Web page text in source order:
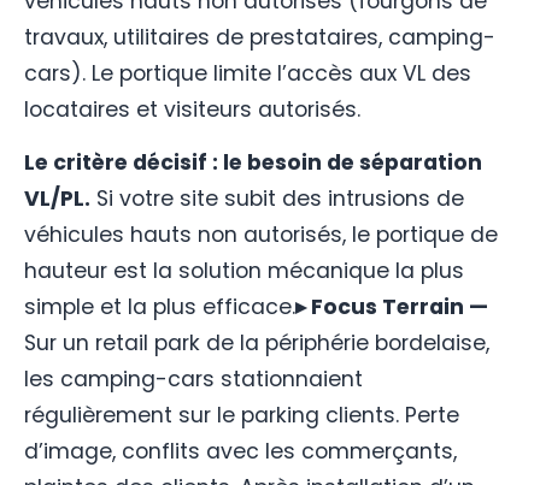
travaux, utilitaires de prestataires, camping-
cars). Le portique limite l’accès aux VL des
locataires et visiteurs autorisés.
Le critère décisif : le besoin de séparation
VL/PL. Si votre site subit des intrusions de
véhicules hauts non autorisés, le portique de
hauteur est la solution mécanique la plus
simple et la plus efficace.▸ Focus Terrain —
Sur un retail park de la périphérie bordelaise,
les camping-cars stationnaient
régulièrement sur le parking clients. Perte
d’image, conflits avec les commerçants,